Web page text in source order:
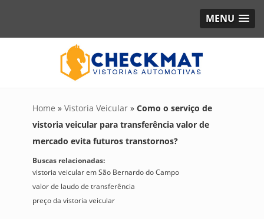
MENU
Home » Vistoria Veicular » Como o serviço de
vistoria veicular para transferência valor de
mercado evita futuros transtornos?
Buscas relacionadas:
vistoria veicular em São Bernardo do Campo
valor de laudo de transferência
preço da vistoria veicular